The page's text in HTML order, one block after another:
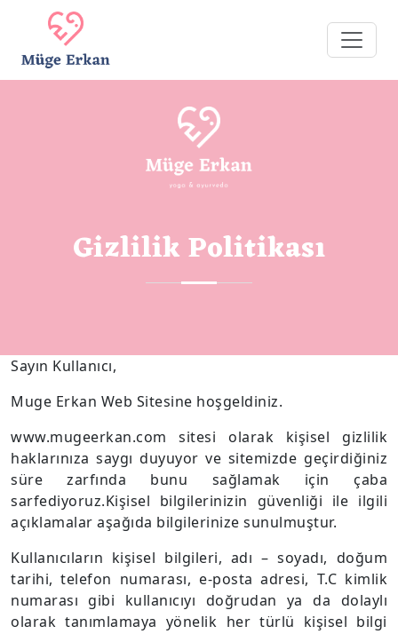
Gizlilik Politikası
Sayın Kullanıcı,
Muge Erkan Web Sitesine hoşgeldiniz.
www.mugeerkan.com sitesi olarak kişisel gizlilik
haklarınıza saygı duyuyor ve sitemizde geçirdiğiniz
süre zarfında bunu sağlamak için çaba
sarfediyoruz.Kişisel bilgilerinizin güvenliği ile ilgili
açıklamalar aşağıda bilgilerinize sunulmuştur.
Kullanıcıların kişisel bilgileri, adı – soyadı, doğum
tarihi, telefon numarası, e-posta adresi, T.C kimlik
numarası gibi kullanıcıyı doğrudan ya da dolaylı
olarak tanımlamaya yönelik her türlü kişisel bilgi